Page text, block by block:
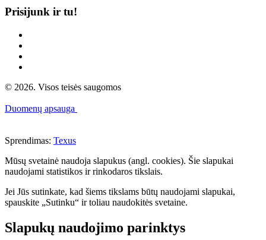
Prisijunk ir tu!
© 2026. Visos teisės saugomos
Duomenų apsauga
Sprendimas: Texus
Mūsų svetainė naudoja slapukus (angl. cookies). Šie slapukai
naudojami statistikos ir rinkodaros tikslais.
Jei Jūs sutinkate, kad šiems tikslams būtų naudojami slapukai,
spauskite „Sutinku“ ir toliau naudokitės svetaine.
Slapukų naudojimo parinktys